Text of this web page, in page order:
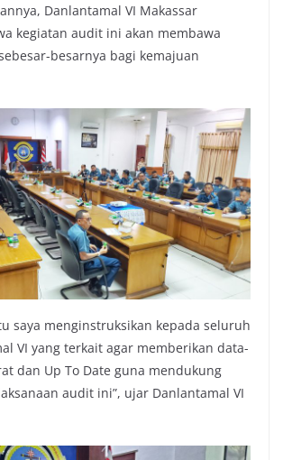
Danlantamal VI Makassar
kegiatan audit ini akan membawa
besarnya bagi kemajuan
saya menginstruksikan kepada seluruh
VI yang terkait agar memberikan data-
dan Up To Date guna mendukung
audit ini”, ujar Danlantamal VI